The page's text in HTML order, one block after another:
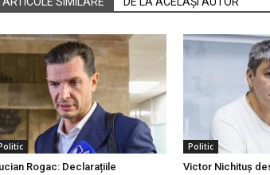
Rogac: Declarațiile
Politic
Victor Nichituș